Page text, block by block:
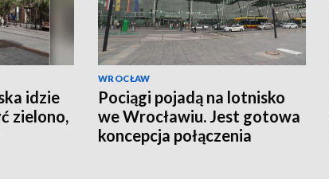
idzie
zielono,
WROCŁAW
Pociągi pojadą na lotnisko
we Wrocławiu. Jest gotowa
koncepcja połączenia